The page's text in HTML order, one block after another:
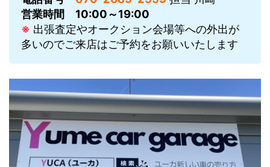
営業時間
10:00～19:00
※ 出張査定やオークション会場等への外出が
多いのでご来店はご予約をお願いいたします